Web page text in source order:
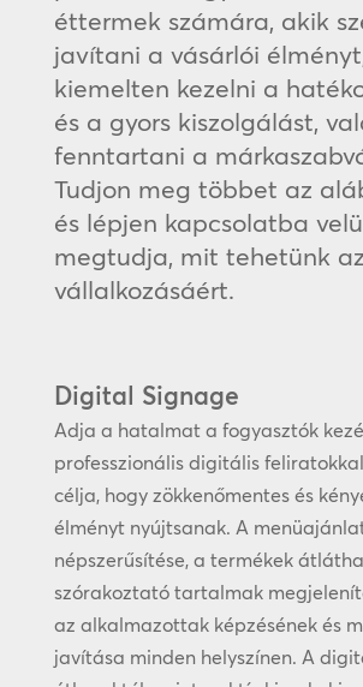
éttermek számára, akik
javítani a vásárlói
kiemelten kezelni a
és a gyors kiszolgálást,
fenntartani a
Tudjon meg többet az
és lépjen kapcsolatba
megtudja, mit tehetünk
vállalkozásáért.
Digital Signage
Adja a hatalmat a fogyasztók
professzionális digitális
célja, hogy zökkenőmentes és
élményt nyújtsanak. A
népszerűsítése, a termékek
szórakoztató tartalmak
az alkalmazottak képzésének és
javítása minden helyszínen. A